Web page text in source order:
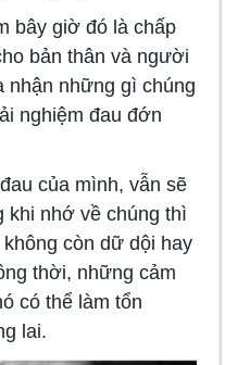
bây giờ đó là chấp
bản thân và người
những gì chúng
nghiệm đau đớn
của mình, vẫn sẽ
khi nhớ về chúng thì
còn dữ dội hay
thời, những cảm
có thể làm tổn
lai.